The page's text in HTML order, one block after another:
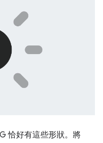
恰好有這些形狀。將